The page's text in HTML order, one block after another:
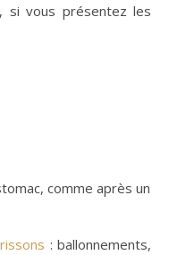
si vous présentez les
comme après un
: ballonnements,